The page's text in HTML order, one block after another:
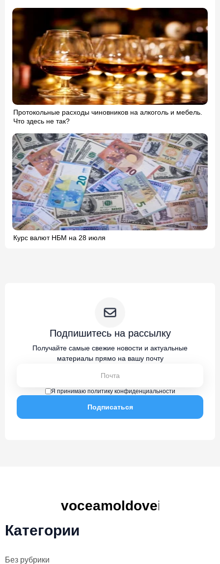
Протокольные расходы чиновников на алкоголь и мебель.
Что здесь не так?
Курс валют НБМ на 28 июля
Подпишитесь на рассылку
Получайте самые свежие новости и актуальные
материалы прямо на вашу почту
Я принимаю политику конфиденциальности
Категории
Без рубрики